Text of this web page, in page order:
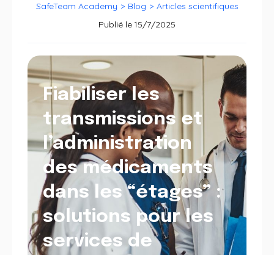
SafeTeam Academy > Blog > Articles scientifiques
Publié le15/7/2025
Fiabiliser les
transmissions et
l’administration
des médicaments
dans les “étages” :
solutions pour les
services de